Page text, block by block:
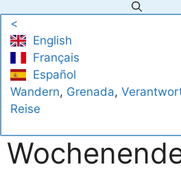
Inhalt
springen
<
English
Français
Español
Wandern, Grenada,
Reise